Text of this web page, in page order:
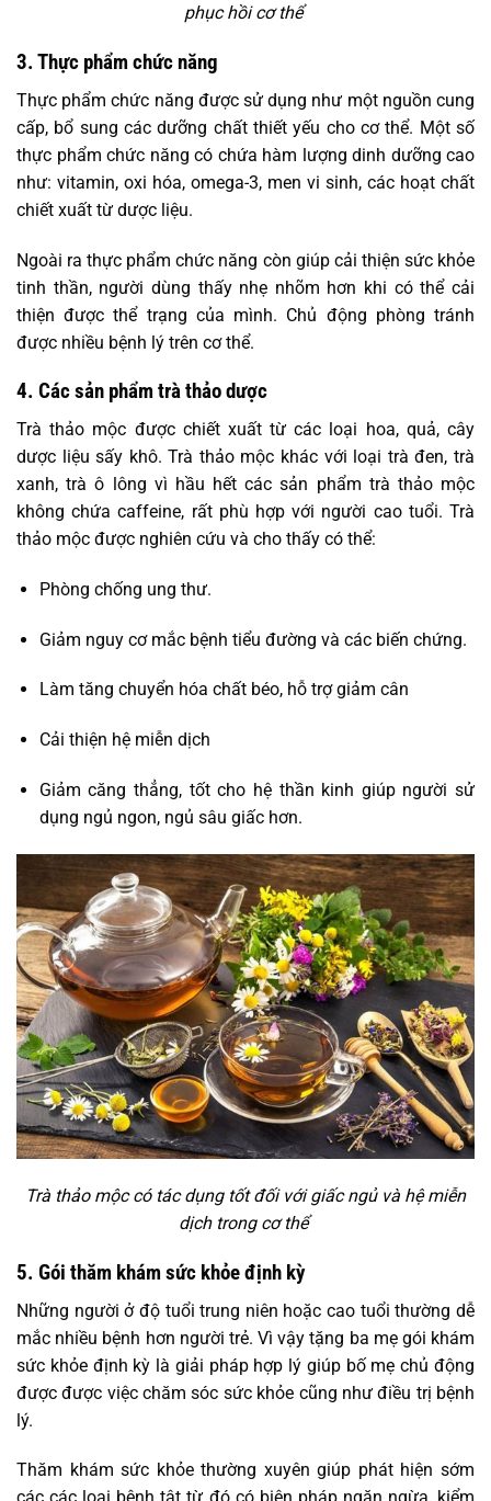
phục hồi cơ thể
3. Thực phẩm chức năng
Thực phẩm chức năng được sử dụng như một nguồn cung
cấp, bổ sung các dưỡng chất thiết yếu cho cơ thể. Một số
thực phẩm chức năng có chứa hàm lượng dinh dưỡng cao
như: vitamin, oxi hóa, omega-3, men vi sinh, các hoạt chất
chiết xuất từ dược liệu.
Ngoài ra thực phẩm chức năng còn giúp cải thiện sức khỏe
tinh thần, người dùng thấy nhẹ nhõm hơn khi có thể cải
thiện được thể trạng của mình. Chủ động phòng tránh
được nhiều bệnh lý trên cơ thể.
4. Các sản phẩm trà thảo dược
Trà thảo mộc được chiết xuất từ các loại hoa, quả, cây
dược liệu sấy khô. Trà thảo mộc khác với loại trà đen, trà
xanh, trà ô lông vì hầu hết các sản phẩm trà thảo mộc
không chứa caffeine, rất phù hợp với người cao tuổi. Trà
thảo mộc được nghiên cứu và cho thấy có thể:
Phòng chống ung thư.
Giảm nguy cơ mắc bệnh tiểu đường và các biến chứng.
Làm tăng chuyển hóa chất béo, hỗ trợ giảm cân
Cải thiện hệ miễn dịch
Giảm căng thẳng, tốt cho hệ thần kinh giúp người sử
dụng ngủ ngon, ngủ sâu giấc hơn.
Trà thảo mộc có tác dụng tốt đối với giấc ngủ và hệ miễn
dịch trong cơ thể
5. Gói thăm khám sức khỏe định kỳ
Những người ở độ tuổi trung niên hoặc cao tuổi thường dễ
mắc nhiều bệnh hơn người trẻ. Vì vậy tặng ba mẹ gói khám
sức khỏe định kỳ là giải pháp hợp lý giúp bố mẹ chủ động
được được việc chăm sóc sức khỏe cũng như điều trị bệnh
lý.
Thăm khám sức khỏe thường xuyên giúp phát hiện sớm